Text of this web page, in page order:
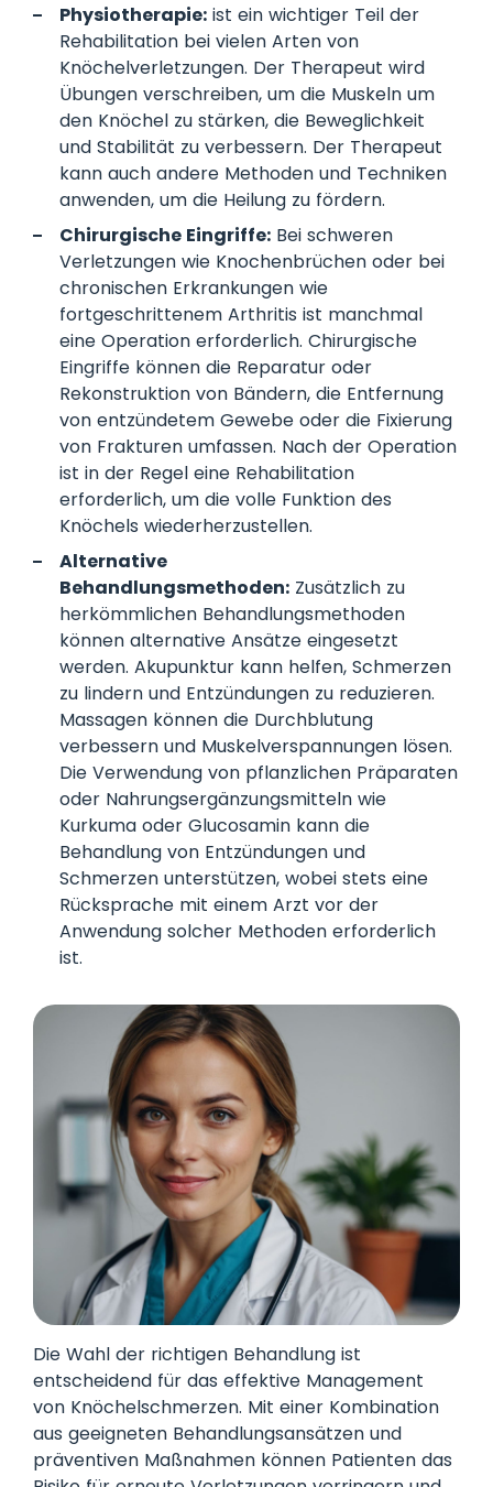
Physiotherapie: ist ein wichtiger Teil der
Rehabilitation bei vielen Arten von
Knöchelverletzungen. Der Therapeut wird
Übungen verschreiben, um die Muskeln um
den Knöchel zu stärken, die Beweglichkeit
und Stabilität zu verbessern. Der Therapeut
kann auch andere Methoden und Techniken
anwenden, um die Heilung zu fördern.
Chirurgische Eingriffe: Bei schweren
Verletzungen wie Knochenbrüchen oder bei
chronischen Erkrankungen wie
fortgeschrittenem Arthritis ist manchmal
eine Operation erforderlich. Chirurgische
Eingriffe können die Reparatur oder
Rekonstruktion von Bändern, die Entfernung
von entzündetem Gewebe oder die Fixierung
von Frakturen umfassen. Nach der Operation
ist in der Regel eine Rehabilitation
erforderlich, um die volle Funktion des
Knöchels wiederherzustellen.
Alternative
Behandlungsmethoden: Zusätzlich zu
herkömmlichen Behandlungsmethoden
können alternative Ansätze eingesetzt
werden. Akupunktur kann helfen, Schmerzen
zu lindern und Entzündungen zu reduzieren.
Massagen können die Durchblutung
verbessern und Muskelverspannungen lösen.
Die Verwendung von pflanzlichen Präparaten
oder Nahrungsergänzungsmitteln wie
Kurkuma oder Glucosamin kann die
Behandlung von Entzündungen und
Schmerzen unterstützen, wobei stets eine
Rücksprache mit einem Arzt vor der
Anwendung solcher Methoden erforderlich
ist.
Die Wahl der richtigen Behandlung ist
entscheidend für das effektive Management
von Knöchelschmerzen. Mit einer Kombination
aus geeigneten Behandlungsansätzen und
präventiven Maßnahmen können Patienten das